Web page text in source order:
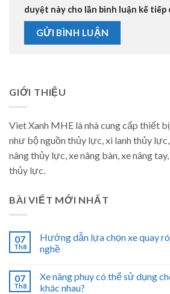
duyệt này cho lần bình luận kế tiếp
GIỚI THIỆU
Viet Xanh MHE là nhà cung cấp thiết
như bộ nguồn thủy lực, xi lanh thủy
nâng thủy lực, xe nâng bàn, xe nâng
thủy lực.
BÀI VIẾT MỚI NHẤT
07
Th8
Hướng dẫn lựa chọn xe quay
nghề
07
Th8
Xe nâng phuy có thể sử dụng
khác nhau?